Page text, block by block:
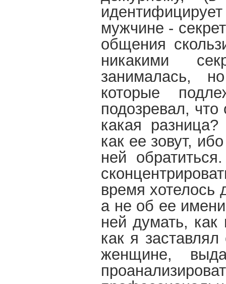
мужчине -
общения
никакими
занималась,
которые
подозревал,
какая
как ее зовут,
ней
время
а не об ее
ней думать,
как я
женщине,